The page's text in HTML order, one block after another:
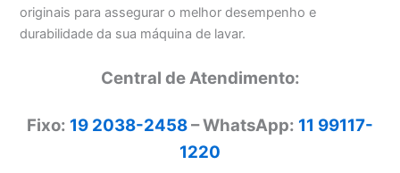
originais para assegurar o melhor desempenho e
durabilidade da sua máquina de lavar.
Central de Atendimento:
Fixo: 19 2038-2458– WhatsApp: 11 99117-
1220